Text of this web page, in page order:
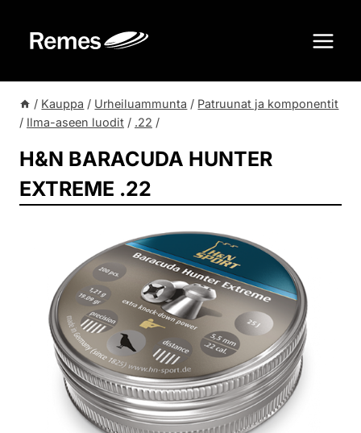
sisältöön
/ Kauppa / Urheiluammunta / Patruunat ja komponentit
/ Ilma-aseen luodit / .22 /
H&N BARACUDA HUNTER
EXTREME .22